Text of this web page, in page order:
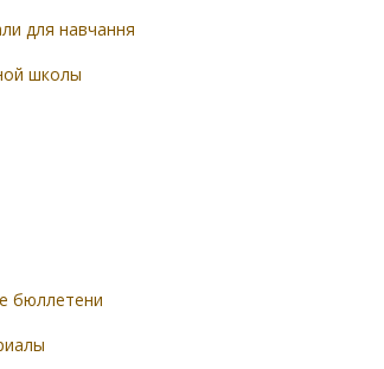
для навчання
школы
бюллетени